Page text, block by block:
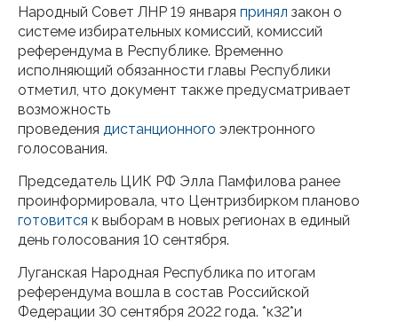
Народный Совет ЛНР 19 января принял закон о
системе избирательных комиссий, комиссий
референдума в Республике. Временно
исполняющий обязанности главы Республики
отметил, что документ также предусматривает
возможность
проведения дистанционного электронного
голосования.
Председатель ЦИК РФ Элла Памфилова ранее
проинформировала, что Центризбирком планово
готовится к выборам в новых регионах в единый
день голосования 10 сентября.
Луганская Народная Республика по итогам
референдума вошла в состав Российской
Федерации 30 сентября 2022 года. *к32*и